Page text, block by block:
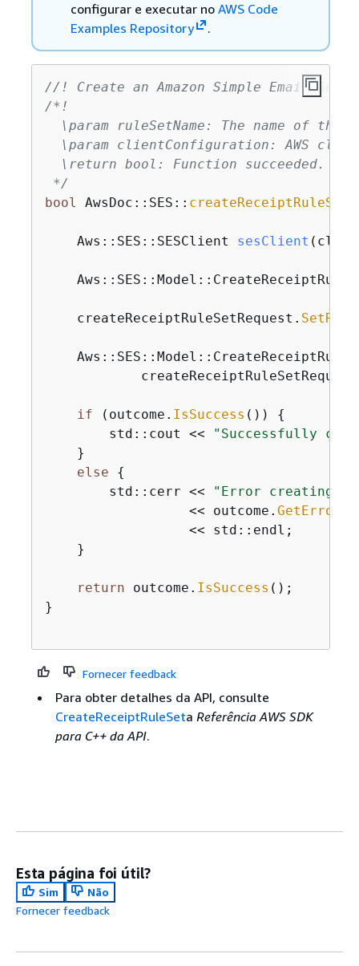
configurar e executar no AWS Code
Examples Repository
.
//! Create an Amazon Simple Email
/*!
\param ruleSetName: The name of the
\param clientConfiguration: AWS
  \return bool: Function succeeded.
*/
bool AwsDoc::SES:: createReceiptRuleSet
    Aws::
SES::SESClient sesClient
    createReceiptRuleSetRequest.
if (outcome. IsSuccess ()) {
        std::cout <<
"Successfully
    }
else
{
        std::cerr <<
"Error creating
                  << outcome.
GetError
                  << std::endl;
    }
return outcome. IsSuccess ();
}
Fornecer feedback
Para obter detalhes da API, consulte
CreateReceiptRuleSeta Referência AWS SDK
para C++ da API.
Esta página foi útil?
Sim
Não
Fornecer feedback